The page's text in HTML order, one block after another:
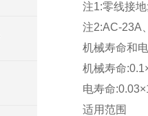
注1:零线接地;
注2:AC-23A
机械寿命和
机械寿命
电寿命
适用范围